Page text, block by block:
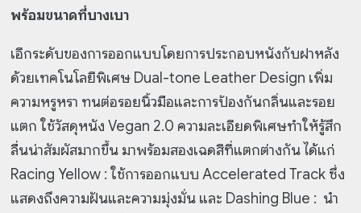
พร้อมขนาดที่บางเบา
เอีกระดับของการออกแบบโดยการประกอบหนังกับฝาหลัง
ด้วยเทคโนโลยีพิเศษ Dual-tone Leather Design เพิ่ม
ความหรูหรา ทนต่อรอยนิ้วมือและการป้องกันกลิ่นและรอย
แตก ใช้วัสดุหนัง Vegan 2.0 ความละเอียดพิเศษทำให้รู้สึก
ลื่นน่าสัมผัสมากขึ้น มาพร้อมสองเฉดสีที่แตกต่างกัน ได้แก่
Racing Yellow : ใช้การออกแบบ Accelerated Track ซึ่ง
แสดงถึงความฝันและความมุ่งมั่น และ Dashing Blue : นำ